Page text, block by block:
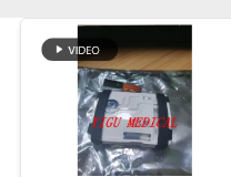
অনুরোধ
করুন
NEWS